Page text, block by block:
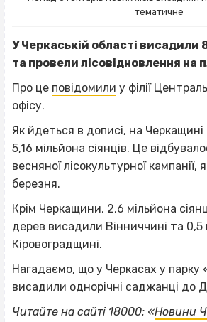
тематичне
У Черкаській області висадили
та провели лісовідновлення на
Про це повідомили у філії
офісу.
Як йдеться в дописі, на
5,16 мільйона сіянців. Це
весняної лісокультурної кампанії,
березня.
Крім Черкащини, 2,6 мільйона
дерев висадили Вінниччині та 0,5
Кіровоградщині.
Нагадаємо, що у Черкасах у парку
висадили однорічні саджанці до
Читайте на сайті 18000: «Новини